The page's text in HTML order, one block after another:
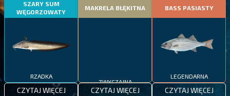
SZARY SUM
WĘGORZOWATY
RZADKA
CZYTAJ WIĘCEJ
MAKRELA BŁĘKITNA
CZYTAJ WIĘCEJ
BASS PASIASTY
LEGENDARNA
CZYTAJ WIĘCEJ